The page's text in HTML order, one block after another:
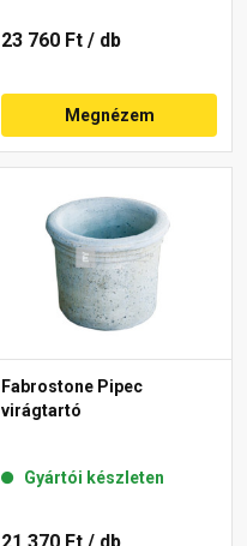
23 760 Ft / db
Megnézem
Fabrostone Pipec
virágtartó
Gyártói készleten